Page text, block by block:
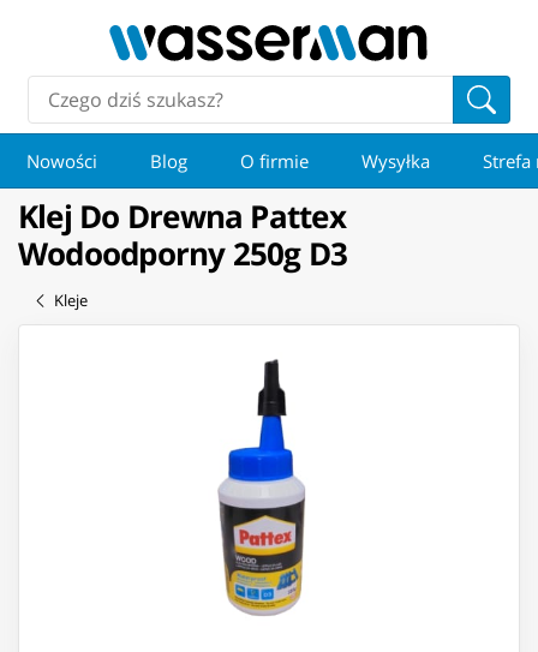
Nowości Blog O firmie Wysyłka Strefa
Klej Do Drewna Pattex
Wodoodporny 250g D3
Kleje